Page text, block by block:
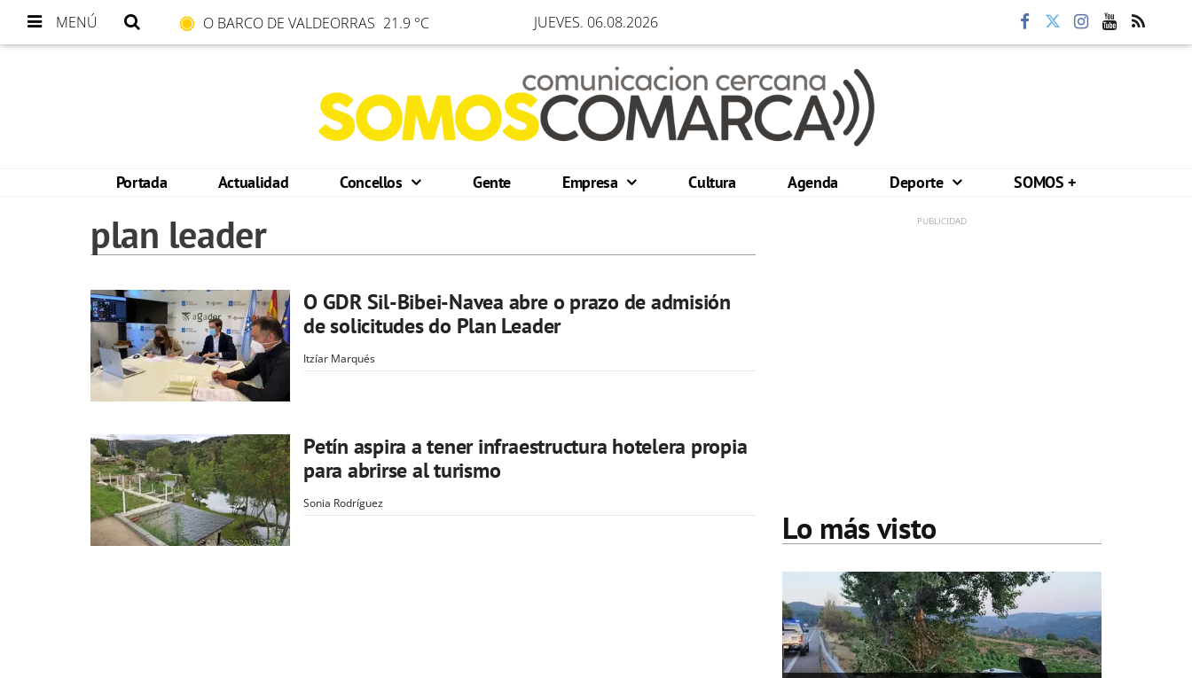
MENÚ O BARCO DE VALDEORRAS 21.9 °C JUEVES. 06.08.2026
Portada Actualidad Concellos Gente Empresa Cultura Agenda Deporte SOMOS +
plan leader
O GDR Sil-Bibei-Navea abre o prazo de admisión
de solicitudes do Plan Leader
Itzíar Marqués
Petín aspira a tener infraestructura hotelera propia
para abrirse al turismo
Sonia Rodríguez
Lo más visto